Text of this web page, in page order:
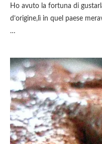
Ho avuto la fortuna di
d’origine,lì in quel paese
…